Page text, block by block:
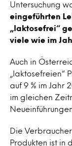
Untersuchung
eingeführten
„laktosefrei“
viele wie im
Auch in
„laktosefreien“
auf 9 % im Jahr
im gleichen
Die
Produkten ist in